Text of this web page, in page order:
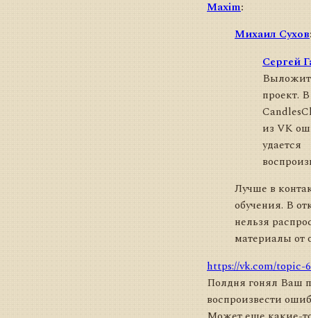
Maxim:
Михаил Сухов
Сергей
проект. В
из VK
удается
Лучше в
обучения. В
нельзя
материалы от
https://vk.com/topic-
Полдня гонял Ваш
воспроизвести